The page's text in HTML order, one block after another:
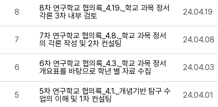
8
8차 연구학교 협의록_4.19._학교 과목 정서
각론 3차 내부 검토
24.04.19
7
7차 연구학교 협의록_4.8._학교 과목 정서
의 각론 작성 및 2차 컨설팅
24.04.08
6
6차 연구학교 협의록_4.3._학교 과목 정서
개요표를 바탕으로 학년 별 자료 수집
24.04.03
5
5차 연구학교 협의록_4.1._개념기반 탐구 수
업의 이해 및 1차 컨설팅
24.04.01